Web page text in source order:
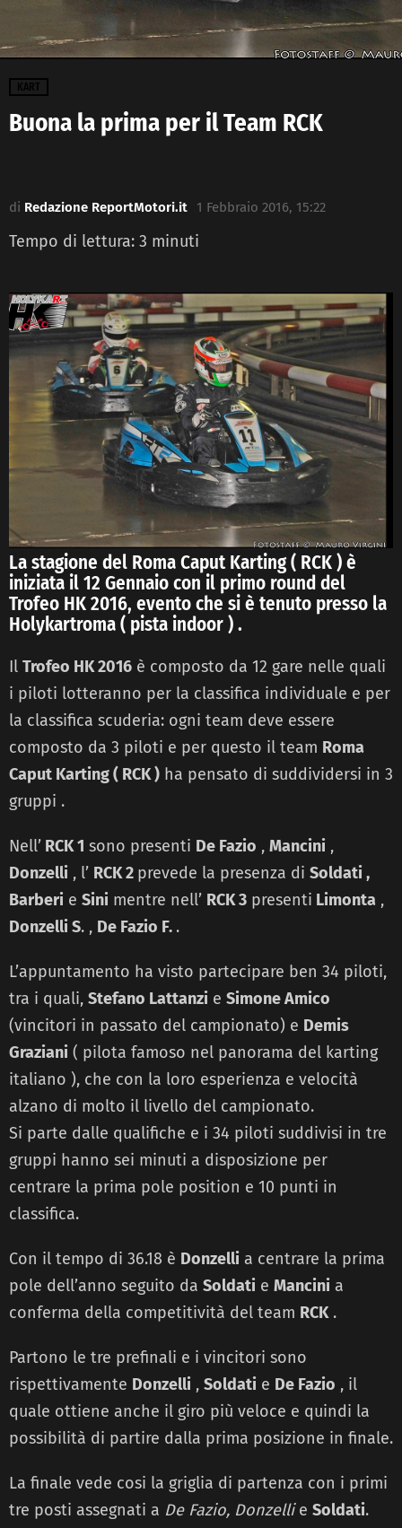
KART
Buona la prima per il Team RCK
di Redazione ReportMotori.it 1 Febbraio 2016, 15:22
Tempo di lettura: 3 minuti
La stagione del Roma Caput Karting ( RCK ) è
iniziata il 12 Gennaio con il primo round del
Trofeo HK 2016, evento che si è tenuto presso la
Holykartroma ( pista indoor ) .
Il Trofeo HK 2016 è composto da 12 gare nelle quali
i piloti lotteranno per la classifica individuale e per
la classifica scuderia: ogni team deve essere
composto da 3 piloti e per questo il team Roma
Caput Karting ( RCK ) ha pensato di suddividersi in 3
gruppi .
Nell’ RCK 1 sono presenti De Fazio , Mancini ,
Donzelli , l’ RCK 2 prevede la presenza di Soldati ,
Barberi e Sini mentre nell’ RCK 3 presenti Limonta ,
Donzelli S. , De Fazio F. .
L’appuntamento ha visto partecipare ben 34 piloti,
tra i quali, Stefano Lattanzi e Simone Amico
(vincitori in passato del campionato) e Demis
Graziani ( pilota famoso nel panorama del karting
italiano ), che con la loro esperienza e velocità
alzano di molto il livello del campionato.
Si parte dalle qualifiche e i 34 piloti suddivisi in tre
gruppi hanno sei minuti a disposizione per
centrare la prima pole position e 10 punti in
classifica.
Con il tempo di 36.18 è Donzelli a centrare la prima
pole dell’anno seguito da Soldati e Mancini a
conferma della competitività del team RCK.
Partono le tre prefinali e i vincitori sono
rispettivamente Donzelli , Soldati e De Fazio , il
quale ottiene anche il giro più veloce e quindi la
possibilità di partire dalla prima posizione in finale.
La finale vede cosi la griglia di partenza con i primi
tre posti assegnati a De Fazio, Donzellie Soldati.